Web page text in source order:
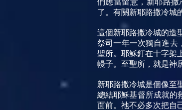
們應當留意，新耶路
了。有關新耶路撒冷城
這個新耶路撒冷城的造
祭司一年一次獨自進去
聖所。耶穌釘在十字架
幔子。至聖所，就是神
新耶路撒冷城是個像至
總結耶穌基督所成就的
面前。祂不必多次把自